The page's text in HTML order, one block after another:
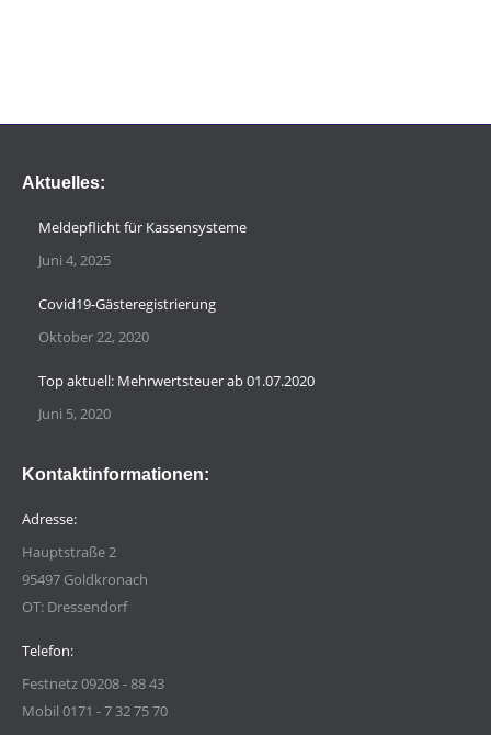
Aktuelles:
Meldepflicht für Kassensysteme
Juni 4, 2025
Covid19-Gästeregistrierung
Oktober 22, 2020
Top aktuell: Mehrwertsteuer ab 01.07.2020
Juni 5, 2020
Kontaktinformationen:
Adresse:
Hauptstraße 2
95497 Goldkronach
OT: Dressendorf
Telefon:
Festnetz 09208 - 88 43
Mobil 0171 - 7 32 75 70